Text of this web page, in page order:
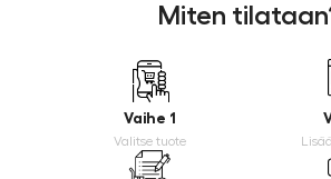
Miten
Vaihe 1
Valitse tuote